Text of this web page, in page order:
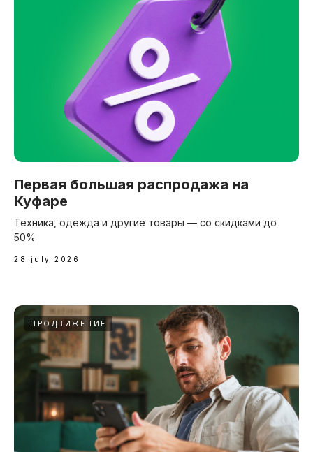
Первая большая распродажа на
Куфаре
Техника, одежда и другие товары — со скидками до
50%
28 july 2026
ПРОДВИЖЕНИЕ